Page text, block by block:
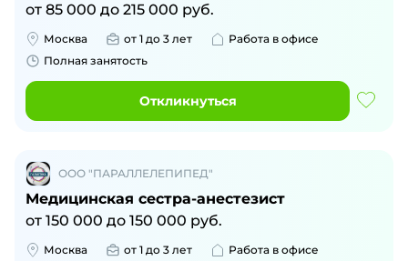
от 85 000 до 215 000 руб.
Москва от 1 до 3 лет
Работа в офисе
Полная занятость
Откликнуться
ООО "ПАРАЛЛЕЛЕПИПЕД"
Медицинская сестра-анестезист
от 150 000 до 150 000 руб.
Москва от 1 до 3 лет
Работа в офисе